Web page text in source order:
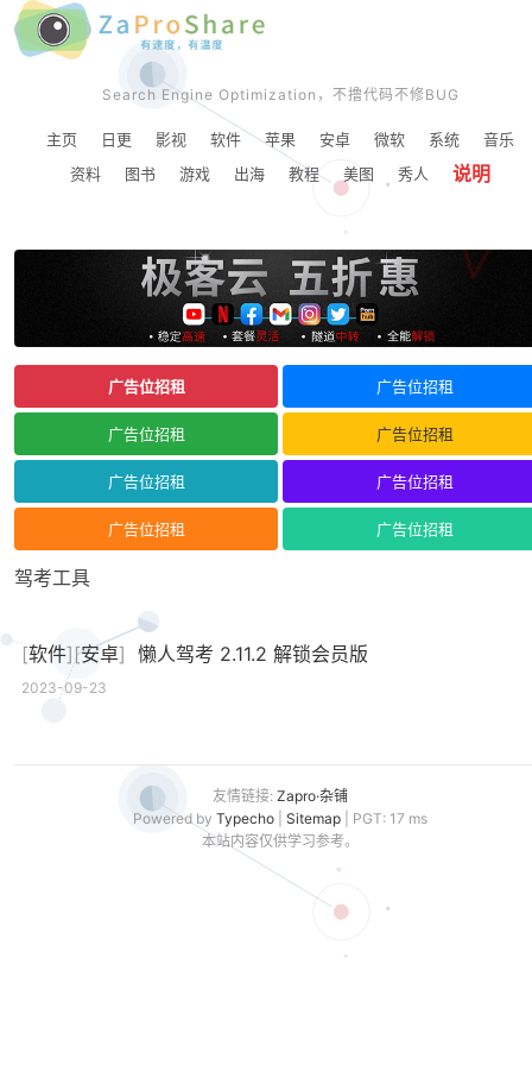
Search Engine Optimization，不撸代码不修BUG
主页 日更 影视 软件 苹果 安卓 微软 系统
音乐
资料
图书 游戏 出海 教程 美图 秀人 说明
广告位招租 广告位招租
广告位招租 广告位招租
广告位招租 广告位招租
广告位招租 广告位招租
驾考工具
[软件][安卓] 懒人驾考 2.11.2 解锁会员版
2023-09-23
友情链接: Zapro·杂铺
Powered by Typecho Sitemap | PGT: 17 ms
本站内容仅供学习参考。